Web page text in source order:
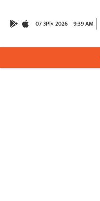
07 अग॰ 2026 9:39 AM